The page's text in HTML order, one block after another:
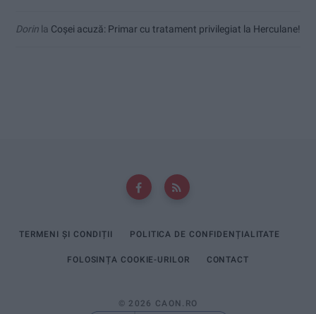
Dorin la Coșei acuză: Primar cu tratament privilegiat la Herculane!
TERMENI ȘI CONDIȚII POLITICA DE CONFIDENȚIALITATE
FOLOSINȚA COOKIE-URILOR CONTACT
© 2026 CAON.RO